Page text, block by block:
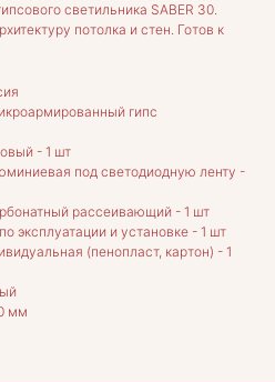
светильника SABER 30.
потолка и стен. Готов к
гипс
- 1 шт
под светодиодную ленту -
рассеивающий - 1 шт
эксплуатации и установке - 1 шт
(пенопласт, картон) - 1
мм
Комплектация
Контакты